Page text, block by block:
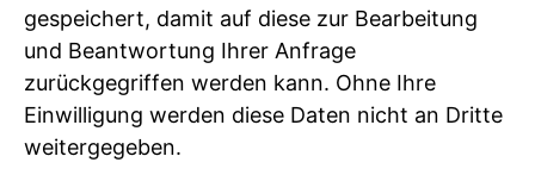
gespeichert, damit auf diese zur Bearbeitung
und Beantwortung Ihrer Anfrage
zurückgegriffen werden kann. Ohne Ihre
Einwilligung werden diese Daten nicht an Dritte
weitergegeben.